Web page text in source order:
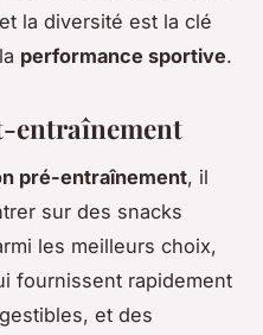
la diversité est la clé
performance sportive.
entraînement
pré-entraînement, il
sur des snacks
les meilleurs choix,
fournissent rapidement
et des